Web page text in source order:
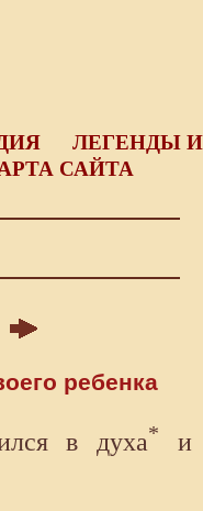
ЛЕГЕНДЫ И
САЙТА
ребенка
в духа*
и